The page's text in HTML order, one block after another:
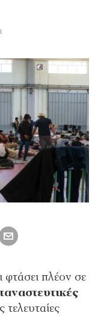
φτάσει πλέον σε
τελευταίες